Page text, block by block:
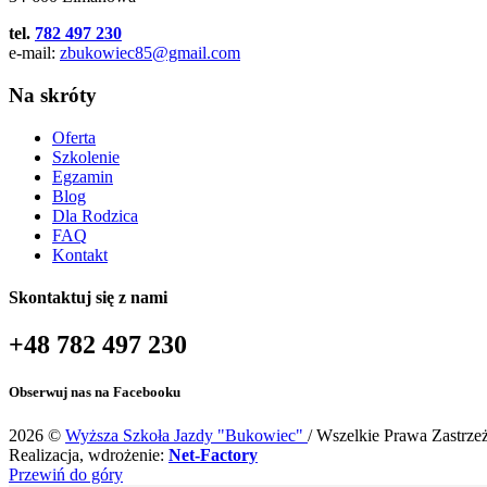
tel. 782 497 230
e-mail: zbukowiec85@gmail.com
Na skróty
Oferta
Szkolenie
Egzamin
Blog
Dla Rodzica
FAQ
Kontakt
Skontaktuj się z nami
+48 782 497 230
Obserwuj nas na Facebooku
2026 © Wyższa Szkoła Jazdy "Bukowiec" / Wszelkie Prawa
Realizacja, wdrożenie: Net-Factory
Przewiń do góry